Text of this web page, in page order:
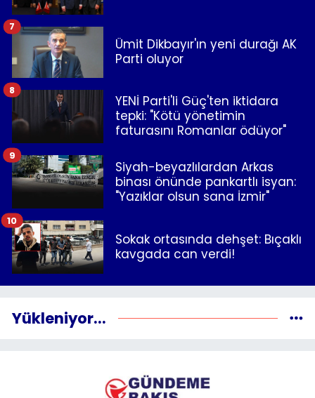
Ümit Dikbayır'ın yeni durağı AK
Parti oluyor
7
YENİ Parti'li Güç'ten iktidara
tepki: "Kötü yönetimin
faturasını Romanlar ödüyor"
8
Siyah-beyazlılardan Arkas
binası önünde pankartlı isyan:
"Yazıklar olsun sana İzmir"
9
Sokak ortasında dehşet: Bıçaklı
kavgada can verdi!
10
Yükleniyor...